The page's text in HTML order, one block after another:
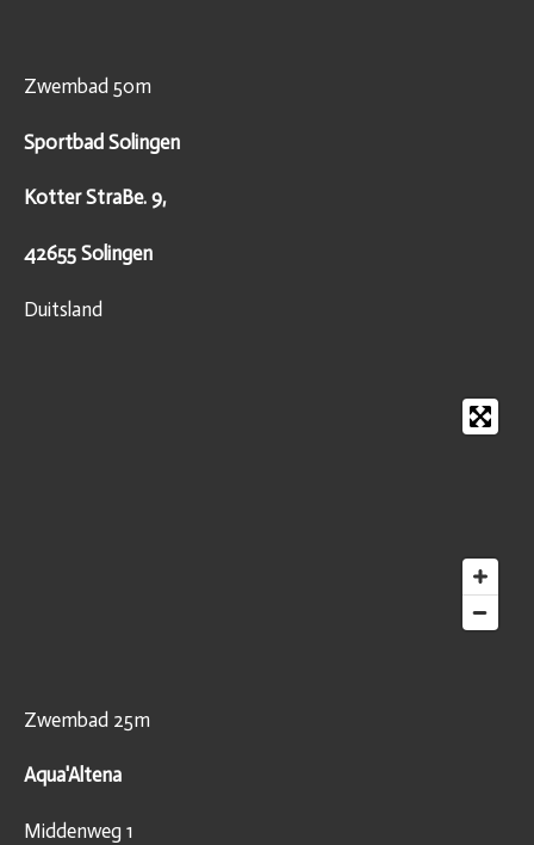
Zwembad 50m
Sportbad Solingen
Kotter StraBe. 9,
42655 Solingen
Duitsland
Zwembad 25m
Aqua'Altena
Middenweg 1